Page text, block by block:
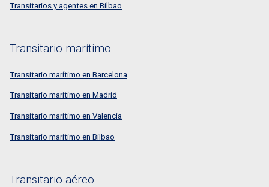
Transitarios y agentes en Bilbao
Transitario marítimo
Transitario marítimo en Barcelona
Transitario marítimo en Madrid
Transitario marítimo en Valencia
Transitario marítimo en Bilbao
Transitario aéreo